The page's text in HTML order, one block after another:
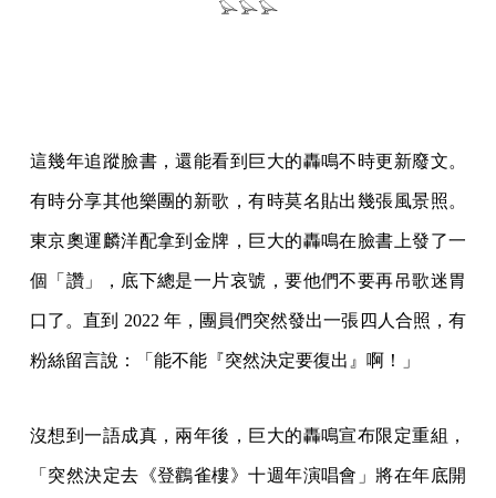
𓅪𓅪𓅪
這幾年追蹤臉書，還能看到巨大的轟鳴不時更新廢文。
有時分享其他樂團的新歌，有時莫名貼出幾張風景照。
東京奧運麟洋配拿到金牌，巨大的轟鳴在臉書上發了一
個「讚」，底下總是一片哀號，要他們不要再吊歌迷胃
口了。直到 2022 年，團員們突然發出一張四人合照，有
粉絲留言說：「能不能『突然決定要復出』啊！」
沒想到一語成真，兩年後，巨大的轟鳴宣布限定重組，
「突然決定去《登鸛雀樓》十週年演唱會」將在年底開